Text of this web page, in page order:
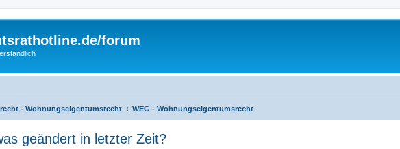
forum
- Wohnungseigentumsrecht WEG - Wohnungseigentumsrecht
geändert in letzter Zeit?